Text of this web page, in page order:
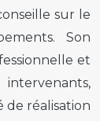
sur le
Son
et
de réalisation